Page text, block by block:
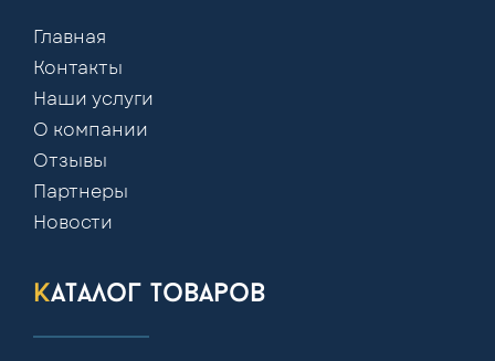
Главная
Контакты
Наши услуги
О компании
Отзывы
Партнеры
Новости
каталог товаров